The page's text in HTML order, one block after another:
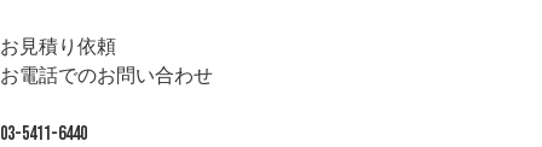
お見積り依頼
お電話でのお問い合わせ
03-5411-6440